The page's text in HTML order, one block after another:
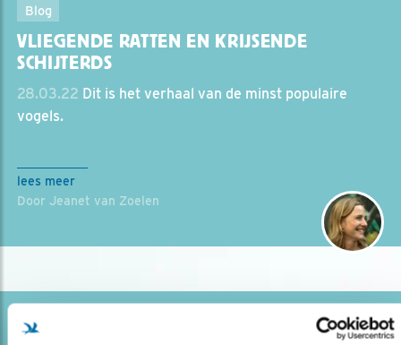
Blog
VLIEGENDE RATTEN EN KRIJSENDE
SCHIJTERDS
28.03.22 Dit is het verhaal van de minst populaire
vogels.
lees meer
Door Jeanet van Zoelen
Blog